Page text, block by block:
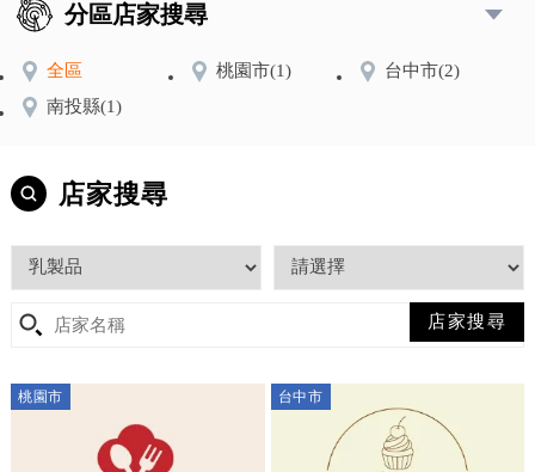
分區店家搜尋
全區 桃園市(1) 台中市(2)
南投縣(1)
店家搜尋
桃園市 台中市